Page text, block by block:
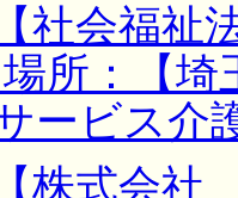
社会福
所：【
ービス介
株式会